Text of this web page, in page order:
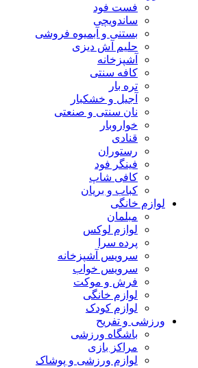
فست فود
ساندویچی
بستنی و آبمیوه فروشی
حلیم آش دیزی
آشپزخانه
کافه سنتی
تره بار
آجیل و خشکبار
نان سنتی و صنعتی
خواروبار
قنادی
رستوران
فینگر فود
کافی شاپ
کباب و بریان
لوازم خانگی
مبلمان
لوازم لوکس
پرده سرا
سرویس آشپزخانه
سرویس خواب
فرش و موکت
لوازم خانگی
لوازم کودک
ورزشی و تفریح
باشگاه ورزشی
مراکز بازی
لوازم ورزشی و پوشاک